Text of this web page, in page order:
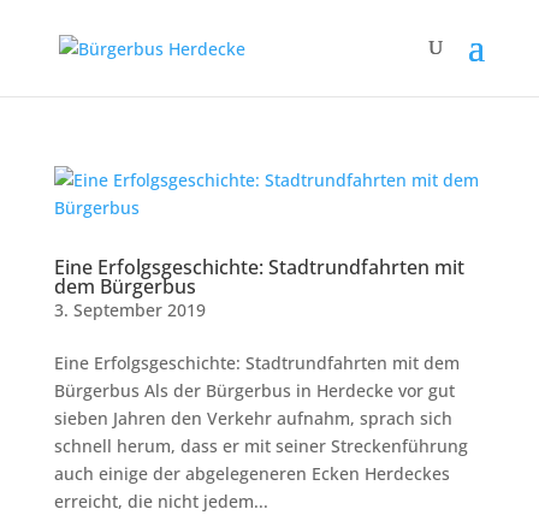
Eine Erfolgsgeschichte: Stadtrundfahrten mit
dem Bürgerbus
3. September 2019
Eine Erfolgsgeschichte: Stadtrundfahrten mit dem
Bürgerbus Als der Bürgerbus in Herdecke vor gut
sieben Jahren den Verkehr aufnahm, sprach sich
schnell herum, dass er mit seiner Streckenführung
auch einige der abgelegeneren Ecken Herdeckes
erreicht, die nicht jedem...